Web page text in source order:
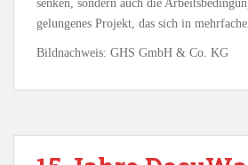
senken, sondern auch die
gelungenes Projekt, das sich in
Bildnachweis: GHS GmbH & Co. KG